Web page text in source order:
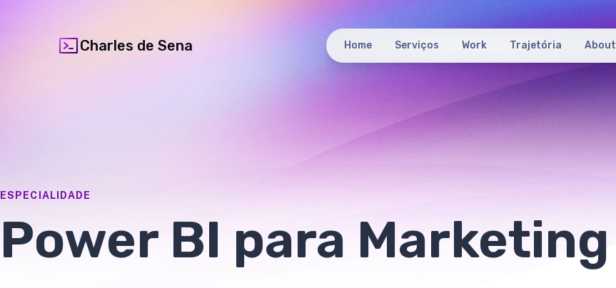
Charles de Sena Home Serviços Work Trajetória About
ESPECIALIDADE
Power BI para Marketing